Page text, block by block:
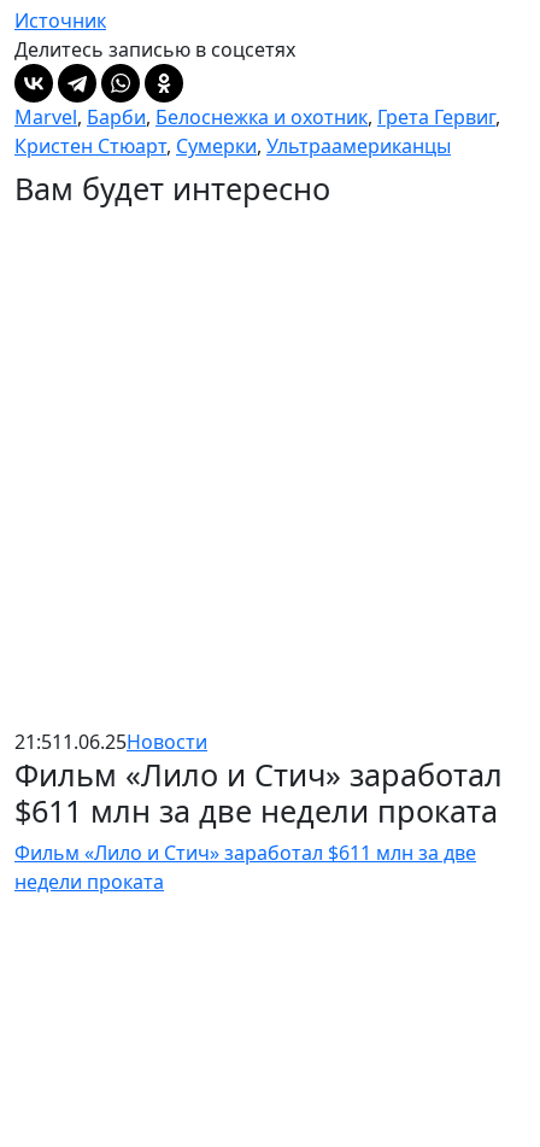
Источник
Делитесь записью в соцсетях
Marvel, Барби, Белоснежка и охотник, Грета Гервиг,
Кристен Стюарт, Сумерки, Ультраамериканцы
Вам будет интересно
21:511.06.25Новости
Фильм «Лило и Стич» заработал
$611 млн за две недели проката
Фильм «Лило и Стич» заработал $611 млн за две
недели проката